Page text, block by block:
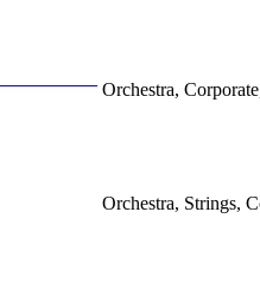
Orchestra,
Orchestra, Strings,